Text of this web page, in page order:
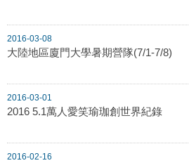
2016-03-08
大陸地區廈門大學暑期營隊(7/1-7/8)
2016-03-01
2016 5.1萬人愛笑瑜珈創世界紀錄
2016-02-16